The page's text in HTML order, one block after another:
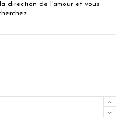
direction de l'amour et vous